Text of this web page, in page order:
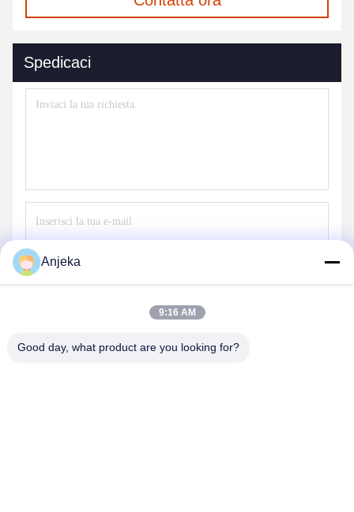
Spedicaci
Anjeka
9:16 AM
Good day, what product are you looking for?